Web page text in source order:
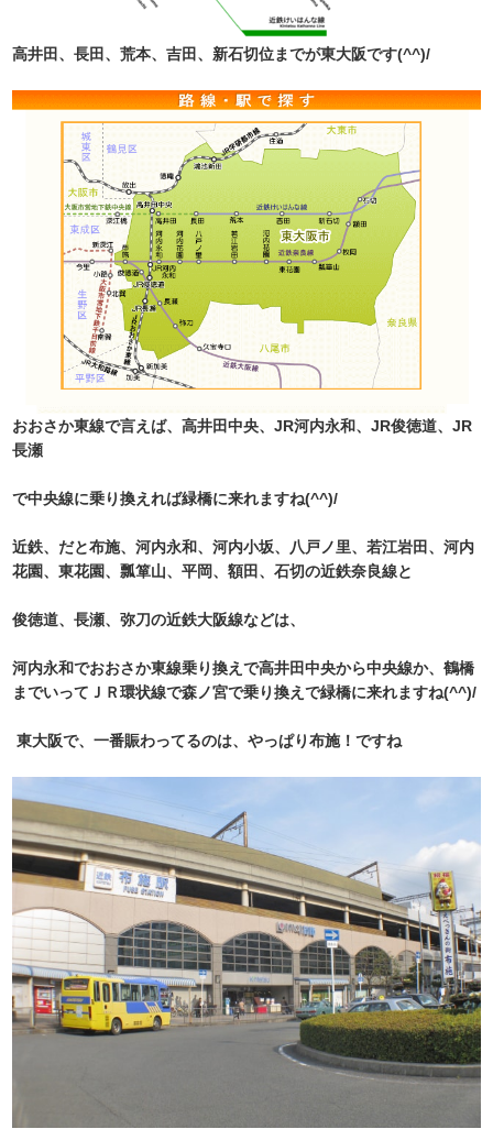
高井田、長田、荒本、吉田、新石切位までが東大阪です(^^)/
おおさか東線で言えば、高井田中央、JR河内永和、JR俊徳道、JR
長瀬
で中央線に乗り換えれば緑橋に来れますね(^^)/
近鉄、だと布施、河内永和、河内小坂、八戸ノ里、若江岩田、河内
花園、東花園、瓢箪山、平岡、額田、石切の近鉄奈良線と
俊徳道、長瀬、弥刀の近鉄大阪線などは、
河内永和でおおさか東線乗り換えで高井田中央から中央線か、鶴橋
までいってＪＲ環状線で森ノ宮で乗り換えで緑橋に来れますね(^^)/
東大阪で、一番賑わってるのは、やっぱり布施！ですね